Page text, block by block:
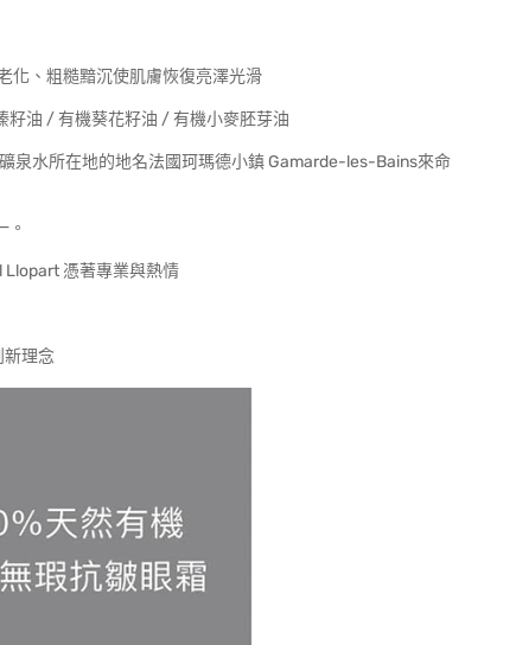
化、粗糙黯沉使肌膚恢復亮澤光滑
油 / 有機葵花籽油 / 有機小麥胚芽油
泉水所在地的地名法國珂瑪德小鎮 Gamarde-les-Bains來命
。
憑著專業與熱情
理念